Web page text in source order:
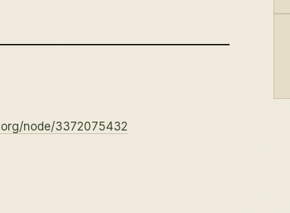
node/3372075432